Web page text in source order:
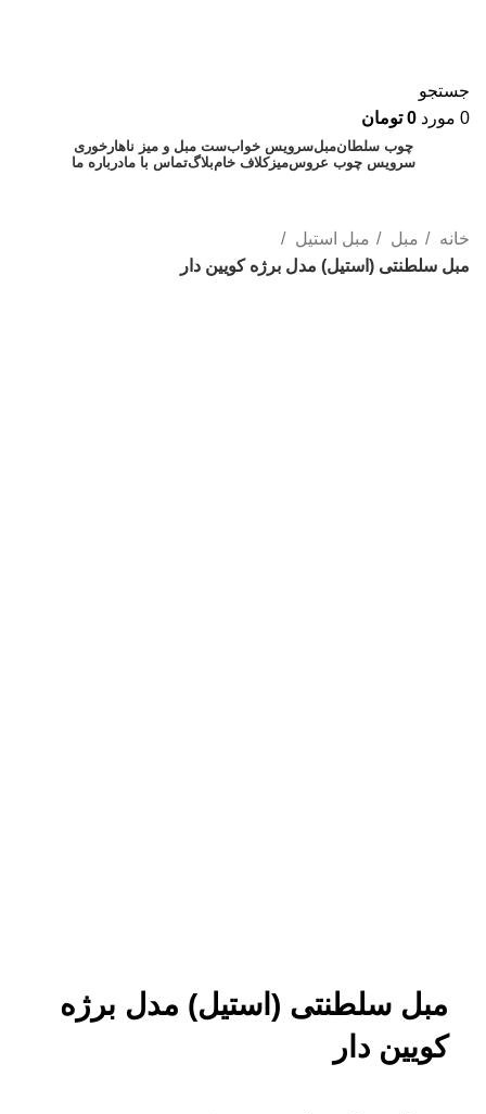
جستجو
0 مورد 0 تومان
چوب سلطانمبلسرویس خوابست مبل و میز ناهارخوری
سرویس چوب عروسمیزکلاف خامبلاگتماس با مادرباره ما
خانه مبل
مبل استیل
مبل سلطنتی (استیل) مدل برژه کویین دار
مبل سلطنتی (استیل) مدل برژه
کویین دار